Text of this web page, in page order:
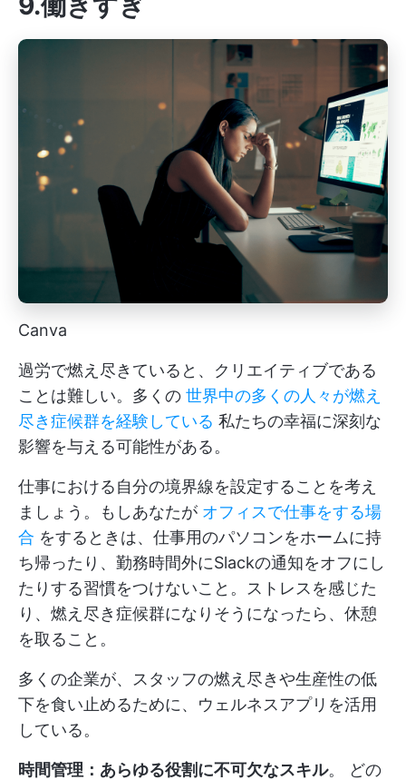
Canva
過労で燃え尽きていると、クリエイティブである
ことは難しい。多くの 世界中の多くの人々が燃え
尽き症候群を経験している 私たちの幸福に深刻な
影響を与える可能性がある。
仕事における自分の境界線を設定することを考え
ましょう。もしあなたが オフィスで仕事をする場
合 をするときは、仕事用のパソコンをホームに持
ち帰ったり、勤務時間外にSlackの通知をオフにし
たりする習慣をつけないこと。ストレスを感じた
り、燃え尽き症候群になりそうになったら、休憩
を取ること。
多くの企業が、スタッフの燃え尽きや生産性の低
下を食い止めるために、ウェルネスアプリを活用
している。
時間管理：あらゆる役割に不可欠なスキル。 どの